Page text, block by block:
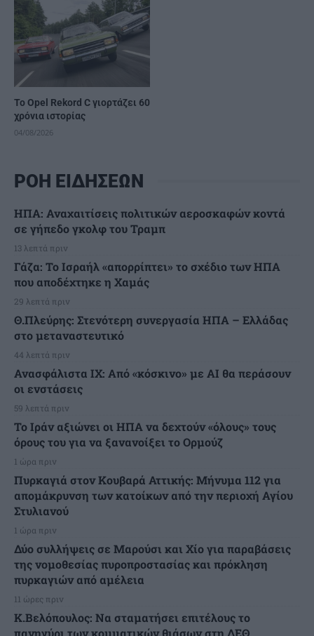
Το Opel Rekord C γιορτάζει 60
χρόνια ιστορίας
04/08/2026
ΡΟΗ ΕΙΔΗΣΕΩΝ
ΗΠΑ: Αναχαιτίσεις πολιτικών αεροσκαφών κοντά
σε γήπεδο γκολφ του Τραμπ
13 λεπτά πριν
Γάζα: Το Ισραήλ «απορρίπτει» το σχέδιο των ΗΠΑ
που αποδέχτηκε η Χαμάς
29 λεπτά πριν
Θ.Πλεύρης: Στενότερη συνεργασία ΗΠΑ – Ελλάδας
στο μεταναστευτικό
44 λεπτά πριν
Ανασφάλιστα ΙΧ: Από «κόσκινο» με AI θα περάσουν
οι ενστάσεις
59 λεπτά πριν
Το Ιράν αξιώνει οι ΗΠΑ να δεχτούν «όλους» τους
όρους του για να ξανανοίξει το Ορμούζ
1 ώρα πριν
Πυρκαγιά στον Κουβαρά Αττικής: Μήνυμα 112 για
απομάκρυνση των κατοίκων από την περιοχή Αγίου
Στυλιανού
1 ώρα πριν
Δύο συλλήψεις σε Μαρούσι και Χίο για παραβάσεις
της νομοθεσίας πυροπροστασίας και πρόκληση
πυρκαγιών από αμέλεια
11 ώρες πριν
Κ.Βελόπουλος: Να σταματήσει επιτέλους το
πανηγύρι των κομματικών θιάσων στη ΔΕΘ